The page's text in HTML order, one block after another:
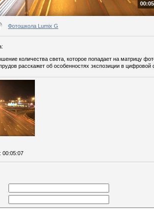
Фотошкола Lumix G
:
количества света, которое попадает на матрицу
расскажет об особенностях экспозиции в цифровой
: 00:05:07